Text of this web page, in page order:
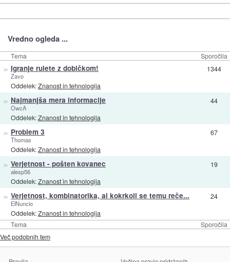
Vredno ogleda ...
Tema Sporočila
Tema Sporočila
» Igranje rulete z dobičkom!
Zavo
Oddelek:Znanost in tehnologija
1344
» Najmanjša mera informacije
OwcA
Oddelek:Znanost in tehnologija
44
» Problem 3
Thomas
Oddelek:Znanost in tehnologija
67
» Verjetnost - pošten kovanec
alesp56
Oddelek:Znanost in tehnologija
19
» Verjetnost, kombinatorika, al kokrkoli se temu reče...
ElNuncio
Oddelek:Znanost in tehnologija
24
Več podobnih tem